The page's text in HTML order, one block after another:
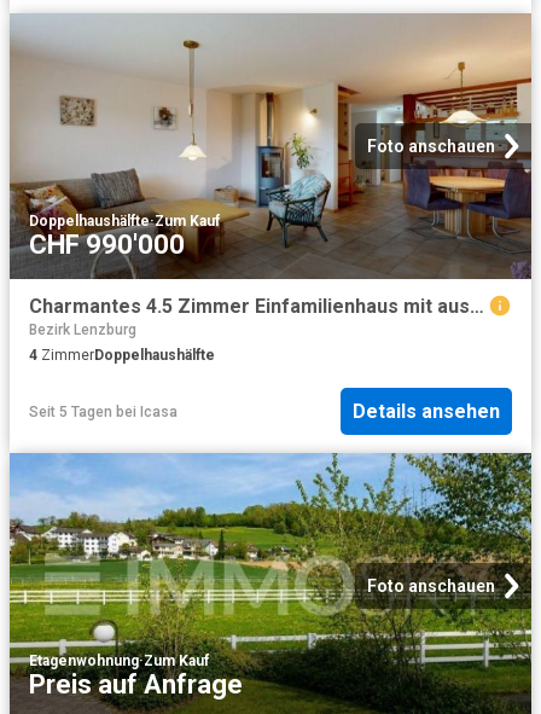
Foto anschauen
Doppelhaushälfte·Zum Kauf
CHF 990'000
Charmantes 4.5 Zimmer Einfamilienhaus mit ausgebautem Dachstock
Bezirk Lenzburg
4 ZimmerDoppelhaushälfte
Seit 5 Tagen bei Icasa Details ansehen
Foto anschauen
Etagenwohnung·Zum Kauf
Preis auf Anfrage